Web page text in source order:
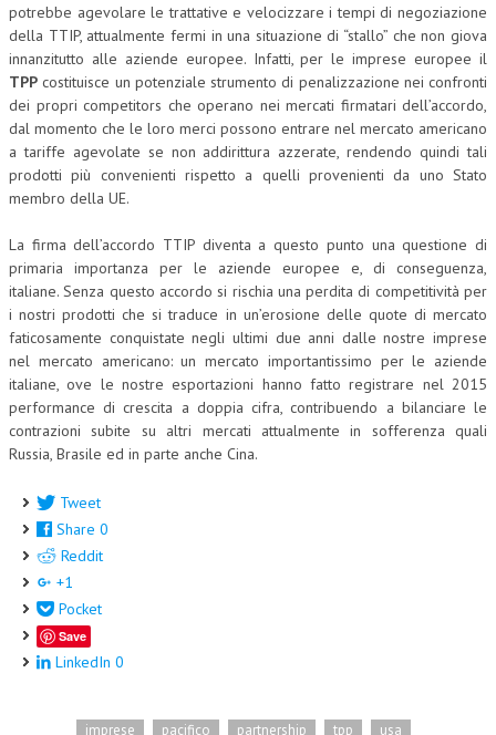
GIURISPRUDENZA
EUROPEA
COSTITUZIONALE
TRIBUTARIA
NEWS
ARCHIVIO EVENTI (FINO AL 2022)
CORSI ENTI TERZI
PUBBLICAZIONI
TELEGRAM
DOCUMENTI
MANUALI E MONOGRAFIE
TESI DI LAUREA
MATERIALE DIDATTICO
potrebbe agevolare le trattative e velocizzare i tempi di negoziazione
della TTIP, attualmente fermi in una situazione di “stallo” che non giova
innanzitutto alle aziende europee. Infatti, per le imprese europee il
TPP costituisce un potenziale strumento di penalizzazione nei confronti
dei propri competitors che operano nei mercati firmatari dell’accordo,
dal momento che le loro merci possono entrare nel mercato americano
a tariffe agevolate se non addirittura azzerate, rendendo quindi tali
prodotti più convenienti rispetto a quelli provenienti da uno Stato
membro della UE.
La firma dell’accordo TTIP diventa a questo punto una questione di
primaria importanza per le aziende europee e, di conseguenza,
italiane. Senza questo accordo si rischia una perdita di competitività per
i nostri prodotti che si traduce in un’erosione delle quote di mercato
faticosamente conquistate negli ultimi due anni dalle nostre imprese
nel mercato americano: un mercato importantissimo per le aziende
italiane, ove le nostre esportazioni hanno fatto registrare nel 2015
performance di crescita a doppia cifra, contribuendo a bilanciare le
contrazioni subite su altri mercati attualmente in sofferenza quali
Russia, Brasile ed in parte anche Cina.
Tweet
Share 0
Reddit
+1
Pocket
Save
LinkedIn 0
imprese pacifico partnership tpp usa